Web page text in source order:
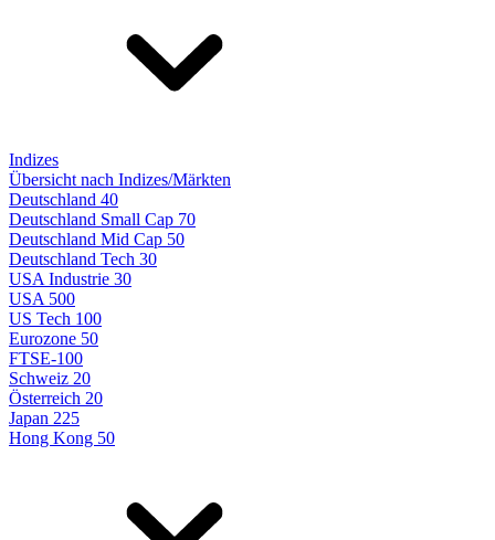
Indizes
Übersicht nach Indizes/Märkten
Deutschland 40
Deutschland Small Cap 70
Deutschland Mid Cap 50
Deutschland Tech 30
USA Industrie 30
USA 500
US Tech 100
Eurozone 50
FTSE-100
Schweiz 20
Österreich 20
Japan 225
Hong Kong 50